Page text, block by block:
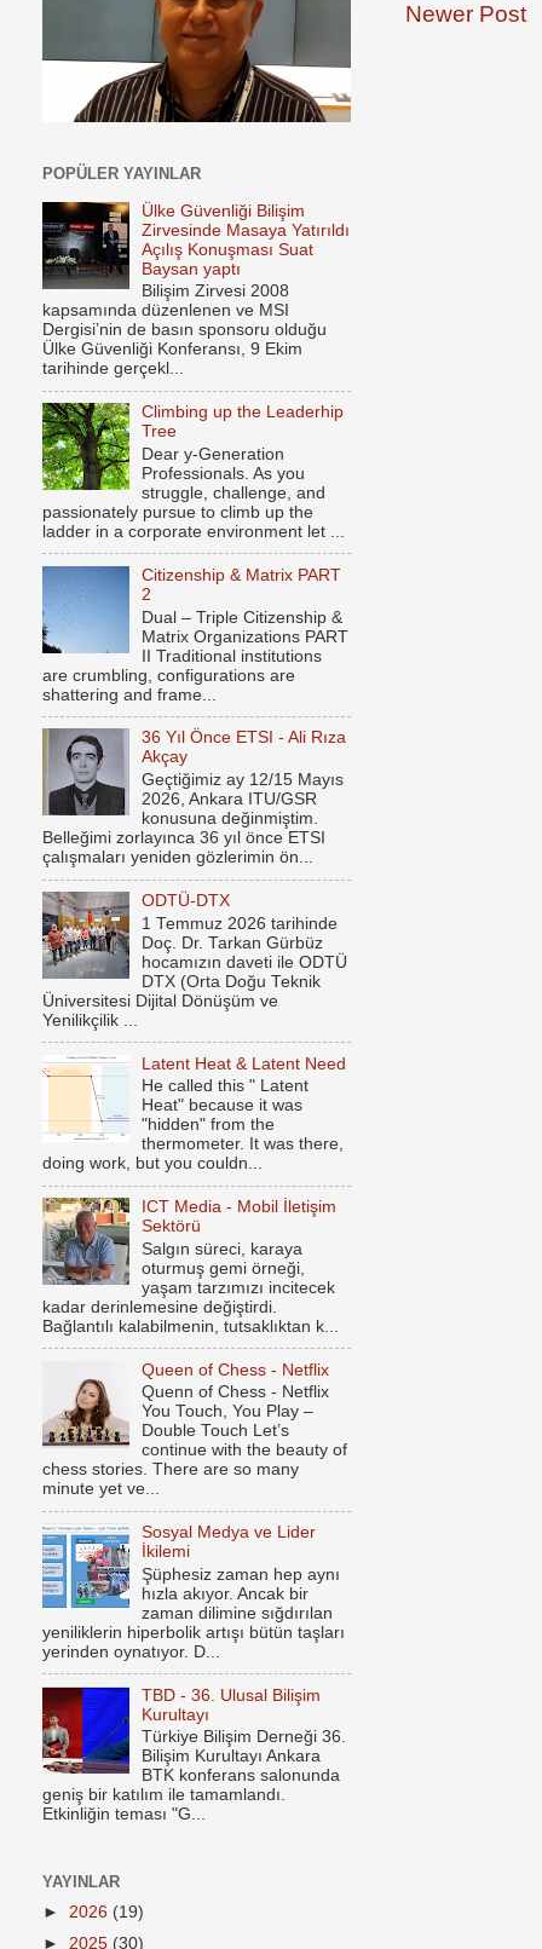
Newer Post
POPÜLER YAYINLAR
Ülke Güvenliği Bilişim
Zirvesinde Masaya Yatırıldı
Açılış Konuşması Suat
Baysan yaptı
Bilişim Zirvesi 2008
kapsamında düzenlenen ve MSI
Dergisi’nin de basın sponsoru olduğu
Ülke Güvenliği Konferansı, 9 Ekim
tarihinde gerçekl...
Climbing up the Leaderhip
Tree
Dear y-Generation
Professionals. As you
struggle, challenge, and
passionately pursue to climb up the
ladder in a corporate environment let ...
Citizenship & Matrix PART
2
Dual – Triple Citizenship &
Matrix Organizations PART
II Traditional institutions
are crumbling, configurations are
shattering and frame...
36 Yıl Önce ETSI - Ali Rıza
Akçay
Geçtiğimiz ay 12/15 Mayıs
2026, Ankara ITU/GSR
konusuna değinmiştim.
Belleğimi zorlayınca 36 yıl önce ETSI
çalışmaları yeniden gözlerimin ön...
ODTÜ-DTX
1 Temmuz 2026 tarihinde
Doç. Dr. Tarkan Gürbüz
hocamızın daveti ile ODTÜ
DTX (Orta Doğu Teknik
Üniversitesi Dijital Dönüşüm ve
Yenilikçilik ...
Latent Heat & Latent Need
He called this " Latent
Heat" because it was
"hidden" from the
thermometer. It was there,
doing work, but you couldn...
ICT Media - Mobil İletişim
Sektörü
Salgın süreci, karaya
oturmuş gemi örneği,
yaşam tarzımızı incitecek
kadar derinlemesine değiştirdi.
Bağlantılı kalabilmenin, tutsaklıktan k...
Queen of Chess - Netflix
Quenn of Chess - Netflix
You Touch, You Play –
Double Touch Let’s
continue with the beauty of
chess stories. There are so many
minute yet ve...
Sosyal Medya ve Lider
İkilemi
Şüphesiz zaman hep aynı
hızla akıyor. Ancak bir
zaman dilimine sığdırılan
yeniliklerin hiperbolik artışı bütün taşları
yerinden oynatıyor. D...
TBD - 36. Ulusal Bilişim
Kurultayı
Türkiye Bilişim Derneği 36.
Bilişim Kurultayı Ankara
BTK konferans salonunda
geniş bir katılım ile tamamlandı.
Etkinliğin teması "G...
YAYINLAR
► 2026 (19)
► 2025 (30)